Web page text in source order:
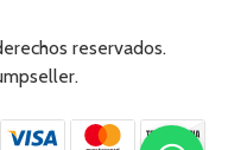
reservados.
.